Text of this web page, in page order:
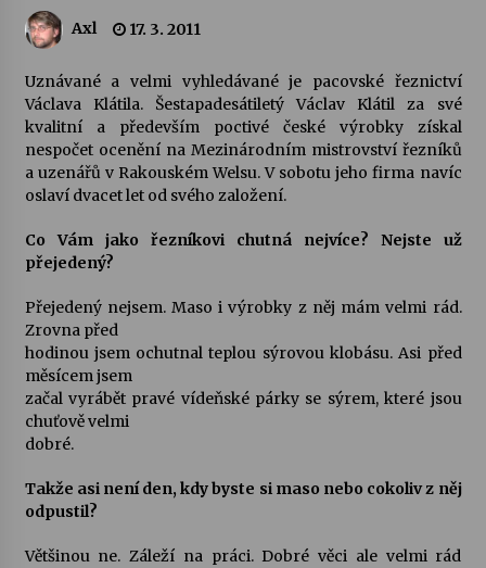
Veselí muzikanti
Pozvánka na integrační festival Quijotova
šedesátka: 28. 7.–1. 8. 2026
28. 7. 2026
Jenakaši
23. 7. 2026
17. 7. 2026
Axl 17. 3. 2011
Uznávané a velmi vyhledávané je pacovské řeznictví
Václava Klátila. Šestapadesátiletý Václav Klátil za své
kvalitní a především poctivé české výrobky získal
nespočet ocenění na Mezinárodním mistrovství řezníků
a uzenářů v Rakouském Welsu. V sobotu jeho firma navíc
oslaví dvacet let od svého založení.
Co Vám jako řezníkovi chutná nejvíce? Nejste už
přejedený?
Přejedený nejsem. Maso i výrobky z něj mám velmi rád.
Zrovna před
hodinou jsem ochutnal teplou sýrovou klobásu. Asi před
měsícem jsem
začal vyrábět pravé vídeňské párky se sýrem, které jsou
chuťově velmi
dobré.
Takže asi není den, kdy byste si maso nebo cokoliv z něj
odpustil?
Většinou ne. Záleží na práci. Dobré věci ale velmi rád